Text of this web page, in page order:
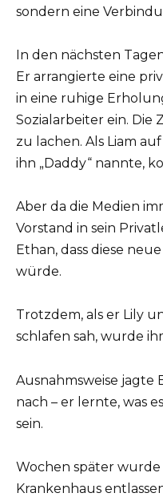
sondern eine
In den nächsten
Er arrangierte eine
in eine ruhige
Sozialarbeiter ein. Die
zu lachen. Als Liam
ihn „Daddy“ nannte,
Aber da die Medien
Vorstand in sein
Ethan, dass diese
würde.
Trotzdem, als er Lily
schlafen sah, wurde
Ausnahmsweise jagte
nach – er lernte, was
sein.
Wochen später wurde
Krankenhaus